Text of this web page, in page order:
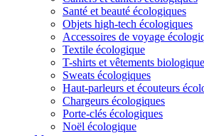
Santé et beauté écologiques
Objets high-tech écologiques
Accessoires de voyage
Textile écologique
T-shirts et vêtements
Sweats écologiques
Haut-parleurs et écouteurs
Chargeurs écologiques
Porte-clés écologiques
Noël écologique